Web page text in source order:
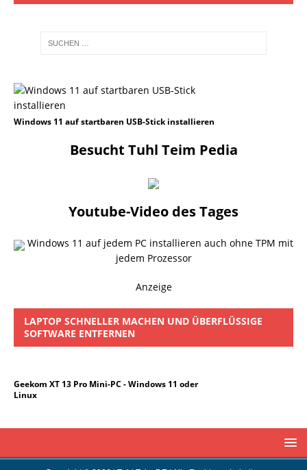
Windows 11 auf startbaren USB-Stick installieren
Besucht Tuhl Teim Pedia
Youtube-Video des Tages
Windows 11 auf jedem PC installieren auch ohne TPM mit
jedem Prozessor
Anzeige
LAPTOP SCHNELLER MACHEN UND ÜBERFLÜSSIGE
SOFTWARE ENTFERNEN
Geekom XT 13 Pro Mini-PC - Windows 11 oder
Linux